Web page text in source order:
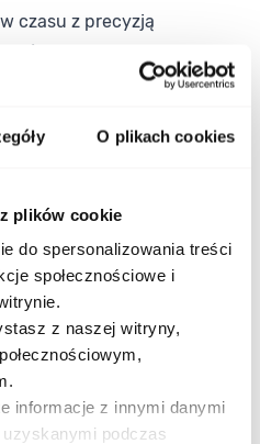
O plikach cookies
plików cookie
do spersonalizowania treści
społecznościowe i
z naszej witryny,
informacje z innymi danymi
podczas
czasu z precyzją
dla wyznaczonych
daty
stylu
sprawdza się w
które wymagają
Lekka koperta
42 mm zapewniają
z funkcjonalności. To
cenią sprzęt
– od codziennych